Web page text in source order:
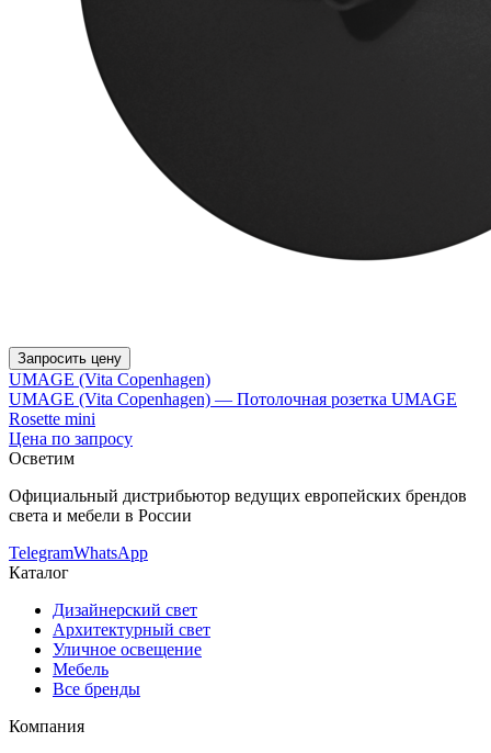
Запросить цену
UMAGE (Vita Copenhagen)
UMAGE (Vita Copenhagen) — Потолочная розетка UMAGE
Rosette mini
Цена по запросу
Осветим
Официальный дистрибьютор ведущих европейских брендов
света и мебели в России
TelegramWhatsApp
Каталог
Дизайнерский свет
Архитектурный свет
Уличное освещение
Мебель
Все бренды
Компания